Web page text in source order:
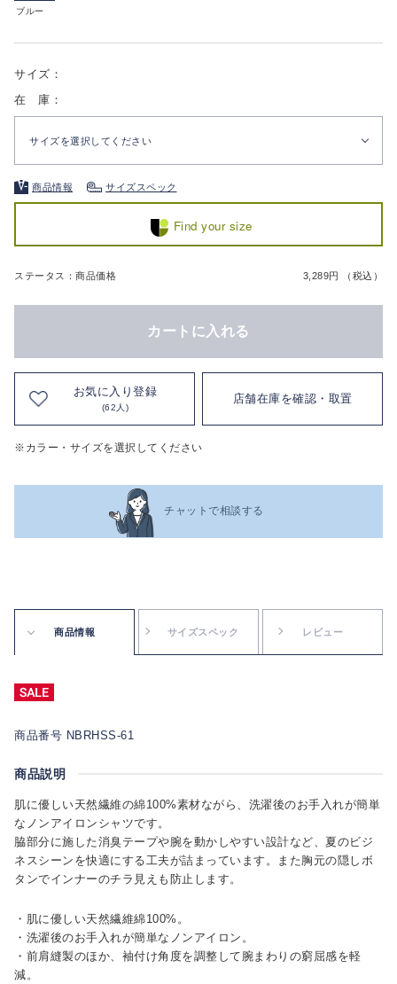
ブルー
サイズ：
在 庫：
サイズを選択してください
商品情報 サイズスペック
Find your size
ステータス：商品価格 3,289円 （税込）
カートに入れる
お気に入り登録
(62人)
店舗在庫を確認・取置
※カラー・サイズを選択してください
チャットで相談する
商品情報 サイズスペック レビュー
商品番号 NBRHSS-61
商品説明
肌に優しい天然繊維の綿100%素材ながら、洗濯後のお手入れが簡単
なノンアイロンシャツです。
脇部分に施した消臭テープや腕を動かしやすい設計など、夏のビジ
ネスシーンを快適にする工夫が詰まっています。また胸元の隠しボ
タンでインナーのチラ見えも防止します。
・肌に優しい天然繊維綿100%。
・洗濯後のお手入れが簡単なノンアイロン。
・前肩縫製のほか、袖付け角度を調整して腕まわりの窮屈感を軽
減。